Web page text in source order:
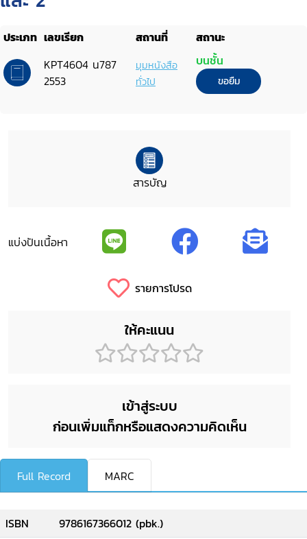
ประเภท เลขเรียก สถานที่
สถานะ
KPT4604 น787
2553
มุมหนังสือ
ทั่วไป
บนชั้น
ขอยืม
สารบัญ
แบ่งปันเนื้อหา
รายการโปรด
ให้คะแนน
เข้าสู่ระบบ
ก่อนเพิ่มแท็กหรือแสดงความคิดเห็น
Full Record MARC
ISBN
9786167366012 (pbk.)